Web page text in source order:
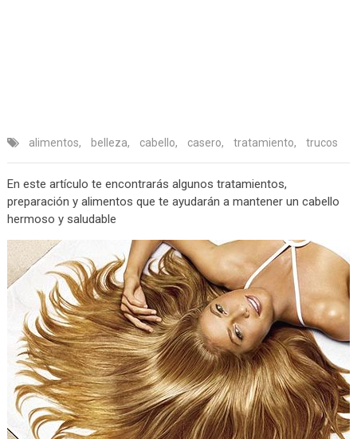
alimentos, belleza, cabello, casero, tratamiento, trucos
En este artículo te encontrarás algunos tratamientos,
preparación y alimentos que te ayudarán a mantener un cabello
hermoso y saludable